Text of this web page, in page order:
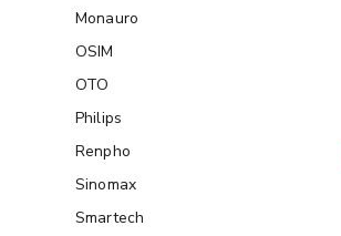
Monauro
OSIM
OTO
Philips
Renpho
Sinomax
Smartech